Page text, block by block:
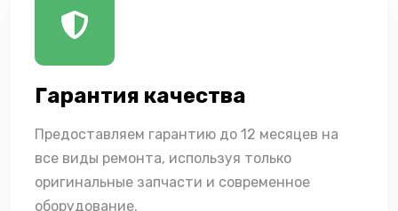
Гарантия качества
Предоставляем гарантию до 12 месяцев на
все виды ремонта, используя только
оригинальные запчасти и современное
оборудование.